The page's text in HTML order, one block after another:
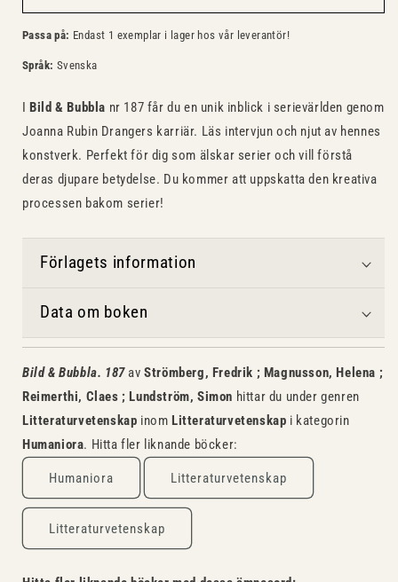
Passa på: Endast 1 exemplar i lager hos vår leverantör!
Språk: Svenska
Bild & Bubbla nr 187 får du en unik inblick i serievärlden genom
Joanna Rubin Drangers karriär. Läs intervjun och njut av hennes
konstverk. Perfekt för dig som älskar serier och vill förstå
deras djupare betydelse. Du kommer att uppskatta den kreativa
processen bakom serier!
Förlagets information
Data om boken
Bild & Bubbla. 187avStrömberg, Fredrik ; Magnusson, Helena ;
Reimerthi, Claes ; Lundström, Simon hittar du under genren
Litteraturvetenskap inom Litteraturvetenskap i kategorin
Humaniora. Hitta fler liknande böcker:
Humaniora Litteraturvetenskap
Litteraturvetenskap